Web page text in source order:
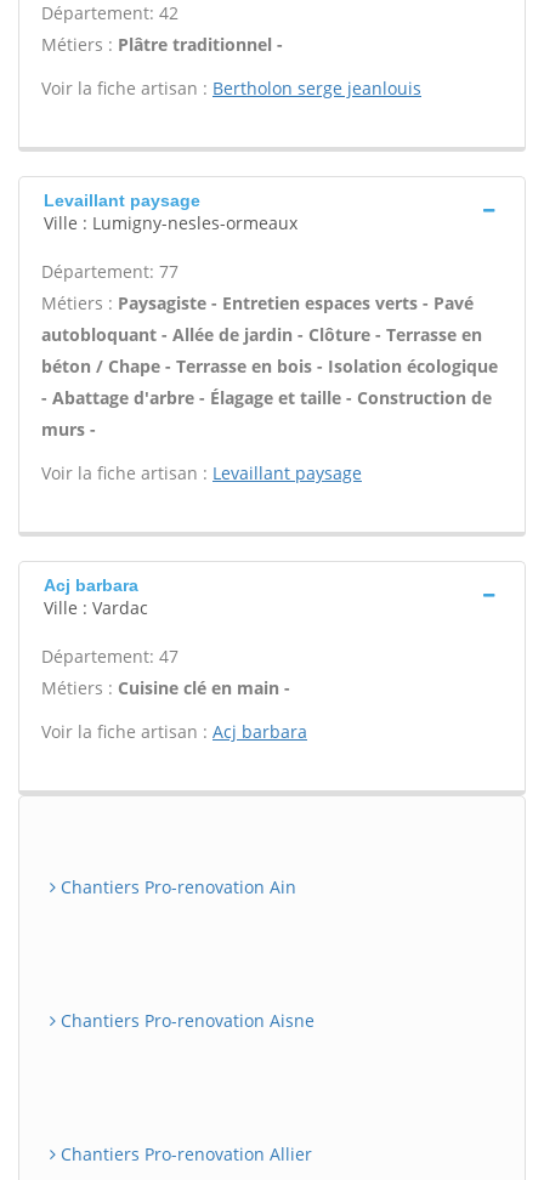
Département: 42
Métiers : Plâtre traditionnel -
Voir la fiche artisan : Bertholon serge jeanlouis
Levaillant paysage
Ville : Lumigny-nesles-ormeaux
Département: 77
Métiers : Paysagiste - Entretien espaces verts - Pavé
autobloquant - Allée de jardin - Clôture - Terrasse en
béton / Chape - Terrasse en bois - Isolation écologique
- Abattage d'arbre - Élagage et taille - Construction de
murs -
Voir la fiche artisan : Levaillant paysage
Acj barbara
Ville : Vardac
Département: 47
Métiers : Cuisine clé en main -
Voir la fiche artisan : Acj barbara
Chantiers Pro-renovation Ain
Chantiers Pro-renovation Aisne
Chantiers Pro-renovation Allier